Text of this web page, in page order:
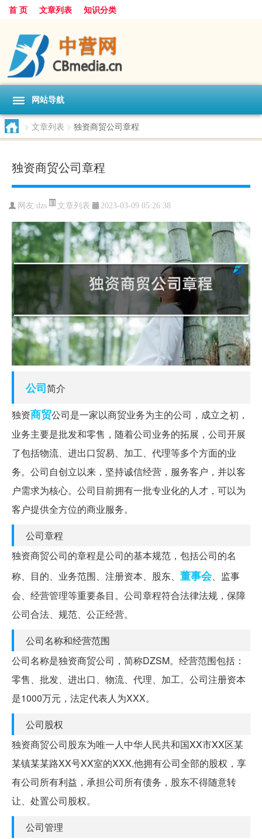
首 页 文章列表 知识分类
网站导航
> 文章列表 > 独资商贸公司章程
独资商贸公司章程
网友:dzs 文章列表 2023-03-09 05:26:38
公司简介
独资商贸公司是一家以商贸业务为主的公司，成立之初，
业务主要是批发和零售，随着公司业务的拓展，公司开展
了包括物流、进出口贸易、加工、代理等多个方面的业
务。公司自创立以来，坚持诚信经营，服务客户，并以客
户需求为核心。公司目前拥有一批专业化的人才，可以为
客户提供全方位的商业服务。
公司章程
独资商贸公司的章程是公司的基本规范，包括公司的名
称、目的、业务范围、注册资本、股东、 董事会、监事
会、经营管理等重要条目。公司章程符合法律法规，保障
公司合法、规范、公正经营。
公司名称和经营范围
公司名称是独资商贸公司，简称DZSM。经营范围包括：
零售、批发、进出口、物流、代理、加工。公司注册资本
是1000万元，法定代表人为XXX。
公司股权
独资商贸公司股东为唯一人中华人民共和国XX市XX区某
某镇某某路XX号XX室的XXX,他拥有公司全部的股权，享
有公司所有利益，承担公司所有债务，股东不得随意转
让、处置公司股权。
公司管理